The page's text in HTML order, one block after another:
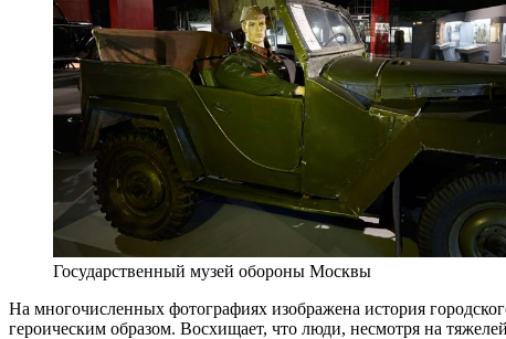
Государственный музей обороны Москвы
На многочисленных фотографиях изображена история
героическим образом. Восхищает, что люди, несмотря на